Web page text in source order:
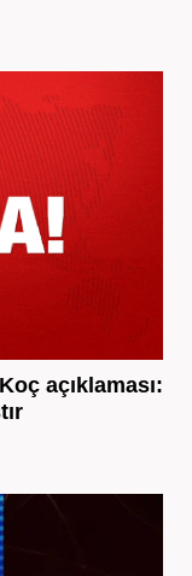
açıklaması: